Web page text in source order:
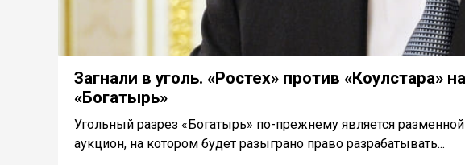
Загнали в уголь. «Ростех» против «Коулстара»
«Богатырь»
Угольный разрез «Богатырь» по-прежнему является
аукцион, на котором будет разыграно право разрабатывать...